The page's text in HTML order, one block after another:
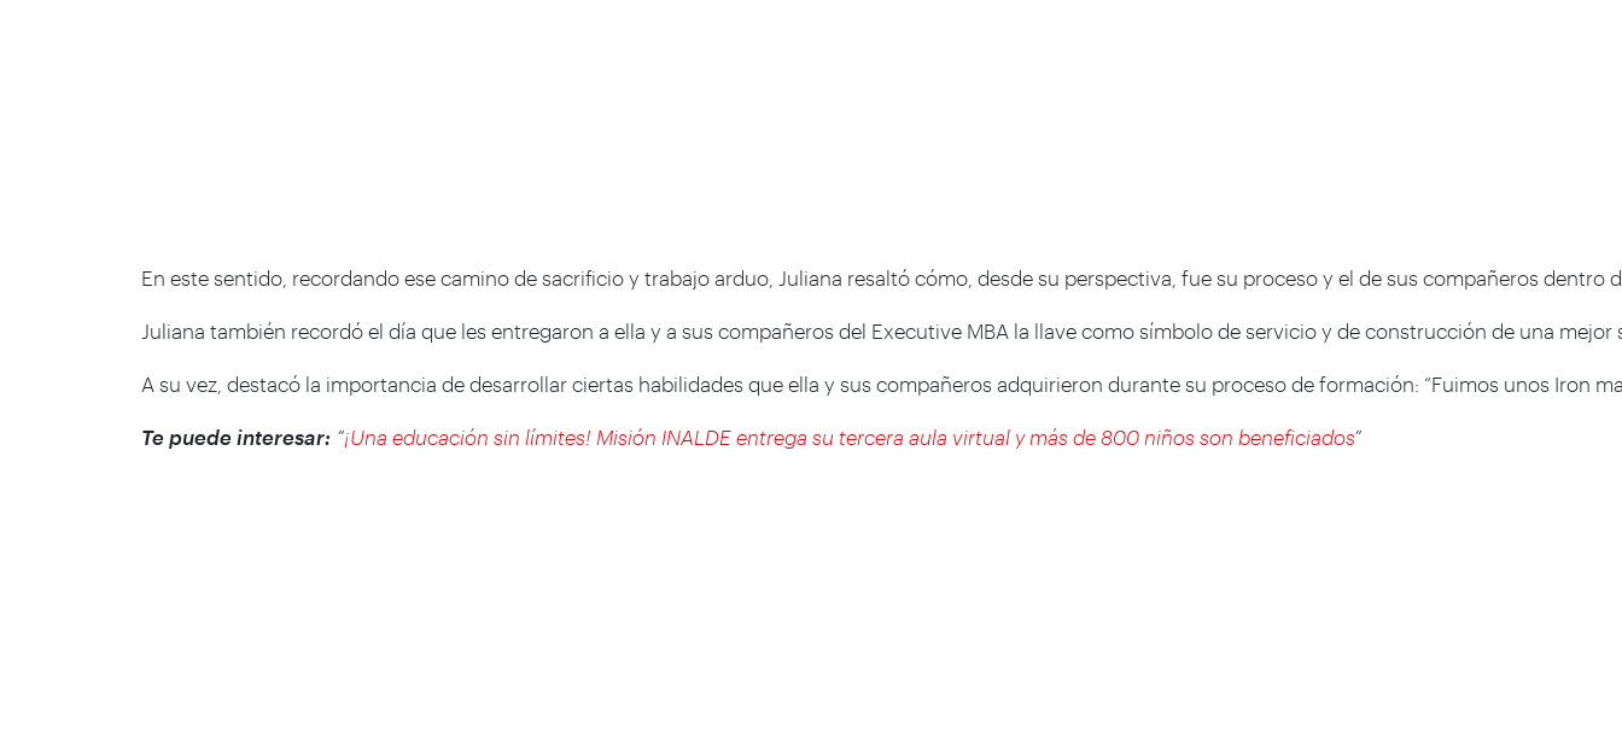
En este sentido, recordando ese camino de sacrificio y trabajo arduo, Juliana resaltó cómo, desde su perspectiva, fue su proceso y el de sus compañeros
Juliana también recordó el día que les entregaron a ella y a sus compañeros del Executive MBA la llave como símbolo de servicio y de construcción de una
A su vez, destacó la importancia de desarrollar ciertas habilidades que ella y sus compañeros adquirieron durante su proceso de formación: “Fuimos unos
Te puede interesar: “¡Una educación sin límites! Misión INALDE entrega su tercera aula virtual y más de 800 niños son beneficiados”